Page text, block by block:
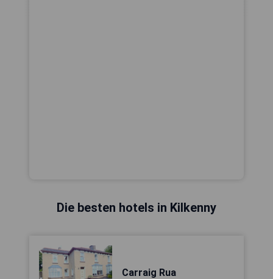
Die besten hotels in Kilkenny
Carraig Rua